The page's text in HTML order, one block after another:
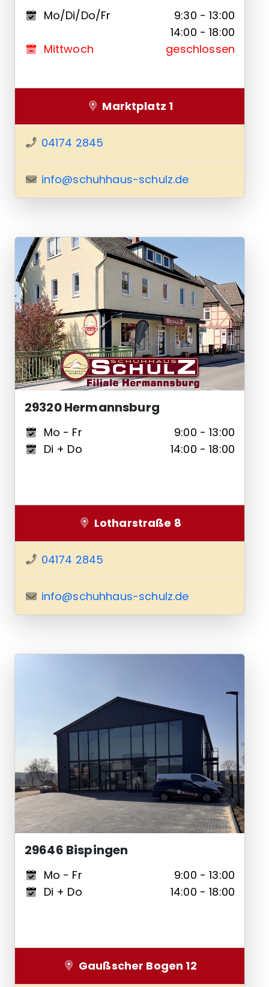
Mo/Di/Do/Fr
9:30 - 13:00
14:00 - 18:00
Mittwoch
geschlossen
Marktplatz 1
04174 2845
info@schuhhaus-schulz.de
29320 Hermannsburg
Mo - Fr
9:00 - 13:00
Di + Do
14:00 - 18:00
Lotharstraße 8
04174 2845
info@schuhhaus-schulz.de
29646 Bispingen
Mo - Fr
9:00 - 13:00
Di + Do
14:00 - 18:00
Gaußscher Bogen 12